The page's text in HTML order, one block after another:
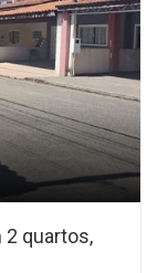
2 quartos,